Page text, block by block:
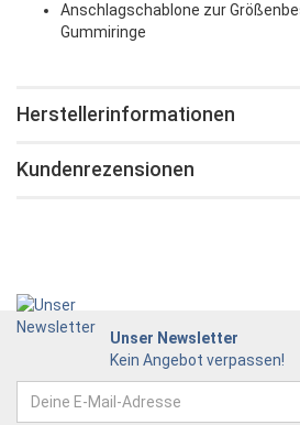
Anschlagschablone zur
Gummiringe
Herstellerinformationen
Kundenrezensionen
Unser Newsletter
Kein Angebot verpassen!